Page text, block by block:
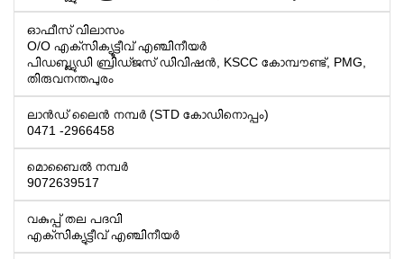
ഓഫീസ് വിലാസം
O/O എക്‌സിക്യൂട്ടീവ് എഞ്ചിനീയർ
പിഡബ്ല്യുഡി ബ്രിഡ്ജസ് ഡിവിഷൻ, KSCC കോമ്പൗണ്ട്, PMG,
തിരുവനന്തപുരം
ലാൻഡ് ലൈൻ നമ്പർ (STD കോഡിനൊപ്പം)
0471 -2966458
മൊബൈൽ നമ്പർ
9072639517
വകുപ്പ് തല പദവി
എക്‌സിക്യുട്ടീവ് എഞ്ചിനീയർ